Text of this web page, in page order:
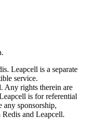
Leapcell is a separate
service.
Any rights therein are
is for referential
any sponsorship,
and Leapcell.